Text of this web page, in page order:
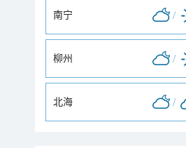
南宁 /
柳州 /
北海 /